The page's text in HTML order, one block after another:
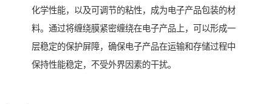
化学性能，以及可调节的粘性，成为电子产品包装的材
料。通过将缠绕膜紧密缠绕在电子产品上，可以形成一
层稳定的保护屏障，确保电子产品在运输和存储过程中
保持性能稳定，不受外界因素的干扰。